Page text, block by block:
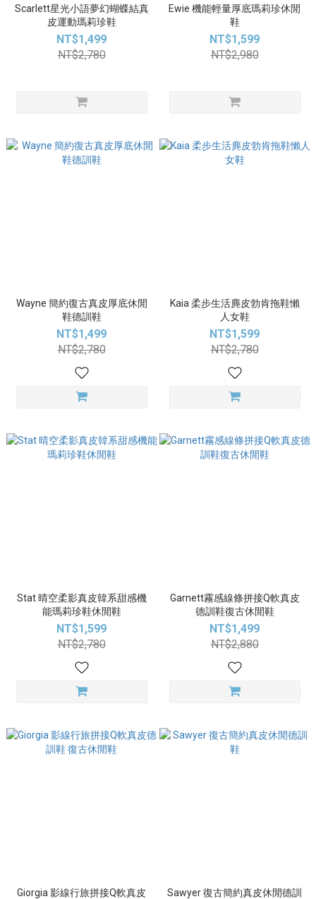
Scarlett星光小語夢幻蝴蝶結真
皮運動瑪莉珍鞋
NT$1,499
NT$2,780
Ewie 機能輕量厚底瑪莉珍休閒
鞋
NT$1,599
NT$2,980
Wayne 簡約復古真皮厚底休閒
鞋德訓鞋
NT$1,499
NT$2,780
Kaia 柔步生活麂皮勃肯拖鞋懶
人女鞋
NT$1,599
NT$2,780
Stat 晴空柔影真皮韓系甜感機
能瑪莉珍鞋休閒鞋
NT$1,599
NT$2,780
Garnett霧感線條拼接Q軟真皮
德訓鞋復古休閒鞋
NT$1,499
NT$2,880
Giorgia 影線行旅拼接Q軟真皮
Sawyer 復古簡約真皮休閒德訓